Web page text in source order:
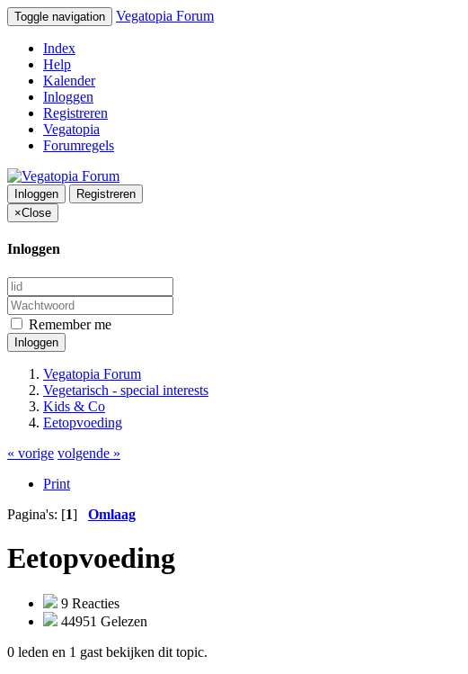
Toggle navigation Vegatopia Forum
Index
Help
Kalender
Inloggen
Registreren
Vegatopia
Forumregels
Inloggen
Registreren
×Close
Inloggen
Remember me
Inloggen
Vegatopia Forum
Vegetarisch - special interests
Kids & Co
Eetopvoeding
« vorige volgende »
Print
Pagina's: [1] Omlaag
Eetopvoeding
9 Reacties
44951 Gelezen
0 leden en 1 gast bekijken dit topic.